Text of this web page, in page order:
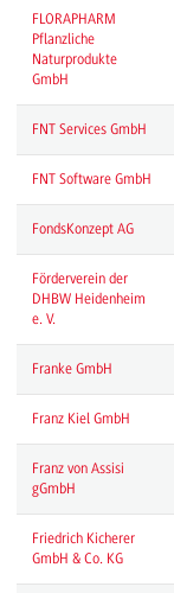
FLORAPHARM
Pflanzliche
Naturprodukte
GmbH
FNT Services GmbH
FNT Software GmbH
FondsKonzept AG
Förderverein der
DHBW Heidenheim
e. V.
Franke GmbH
Franz Kiel GmbH
Franz von Assisi
gGmbH
Friedrich Kicherer
GmbH & Co. KG